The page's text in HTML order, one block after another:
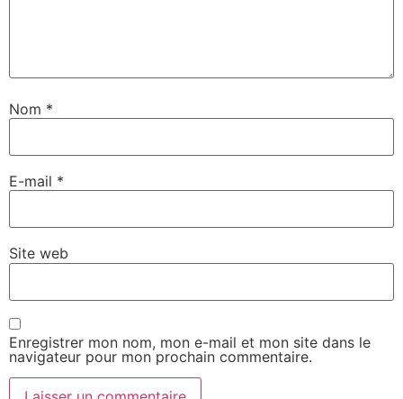
Nom *
E-mail *
Site web
Enregistrer mon nom, mon e-mail et mon site dans le
navigateur pour mon prochain commentaire.